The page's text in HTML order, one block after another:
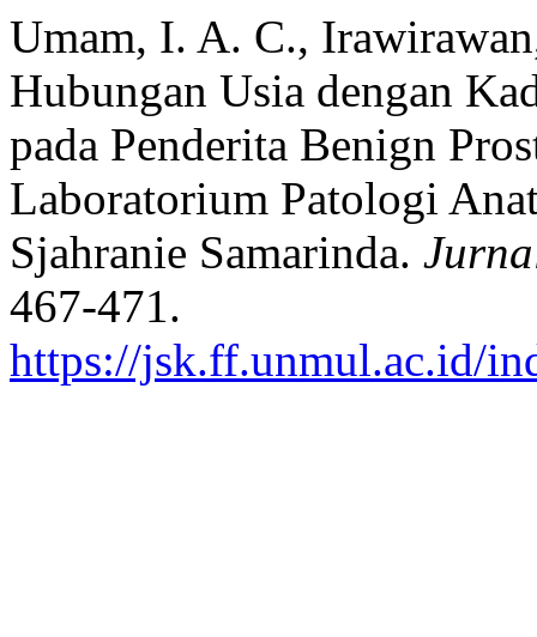
Umam, I. A. C.,
Hubungan Usia dengan
pada Penderita Benign
Laboratorium Patologi
Sjahranie Samarinda.
467-471.
https://jsk.ff.unmul.ac.id/